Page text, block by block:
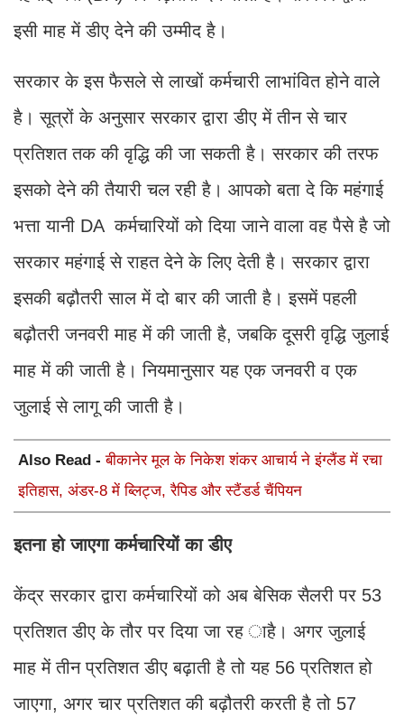
इसी माह में डीए देने की उम्मीद है।
सरकार के इस फैसले से लाखों कर्मचारी लाभांवित होने वाले
है। सूत्रों के अनुसार सरकार द्वारा डीए में तीन से चार
प्रतिशत तक की वृद्धि की जा सकती है। सरकार की तरफ
इसको देने की तैयारी चल रही है। आपको बता दे कि महंगाई
भत्ता यानी DA कर्मचारियों को दिया जाने वाला वह पैसे है जो
सरकार महंगाई से राहत देने के लिए देती है। सरकार द्वारा
इसकी बढ़ौतरी साल में दो बार की जाती है। इसमें पहली
बढ़ौतरी जनवरी माह में की जाती है, जबकि दूसरी वृद्धि जुलाई
माह में की जाती है। नियमानुसार यह एक जनवरी व एक
जुलाई से लागू की जाती है।
Also Read -बीकानेर मूल के निकेश शंकर आचार्य ने इंग्लैंड में रचा
इतिहास, अंडर-8 में ब्लिट्ज, रैपिड और स्टैंडर्ड चैंपियन
इतना हो जाएगा कर्मचारियों का डीए
केंद्र सरकार द्वारा कर्मचारियों को अब बेसिक सैलरी पर 53
प्रतिशत डीए के तौर पर दिया जा रह ाहै। अगर जुलाई
माह में तीन प्रतिशत डीए बढ़ाती है तो यह 56 प्रतिशत हो
जाएगा, अगर चार प्रतिशत की बढ़ौतरी करती है तो 57